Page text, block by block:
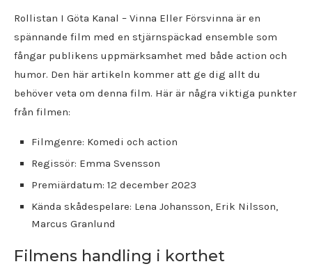
Rollistan I Göta Kanal – Vinna Eller Försvinna är en
spännande film med en stjärnspäckad ensemble som
fångar publikens uppmärksamhet med både action och
humor. Den här artikeln kommer att ge dig allt du
behöver veta om denna film. Här är några viktiga punkter
från filmen:
Filmgenre: Komedi och action
Regissör: Emma Svensson
Premiärdatum: 12 december 2023
Kända skådespelare: Lena Johansson, Erik Nilsson,
Marcus Granlund
Filmens handling i korthet